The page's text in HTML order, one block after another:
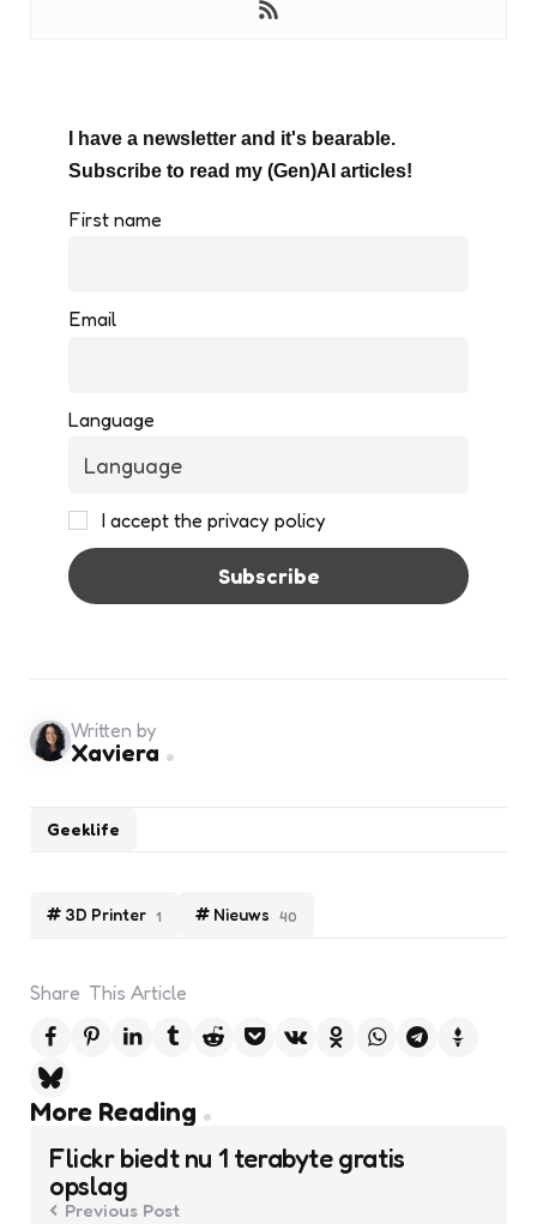
I have a newsletter and it's bearable.
Subscribe to read my (Gen)AI articles!
First name
Email
Language
I accept the privacy policy
3D Printer 1 Nieuws 40
Geeklife
Written by
Xaviera
Share This Article
More Reading
Post
navigation
Flickr biedt nu 1 terabyte gratis
opslag
Previous Post